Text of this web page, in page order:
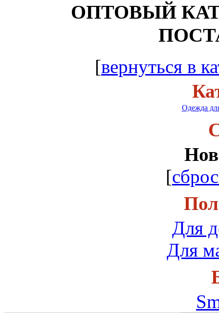
ОПТОВЫЙ
[вернуться в
Одежда
[
Для
Для